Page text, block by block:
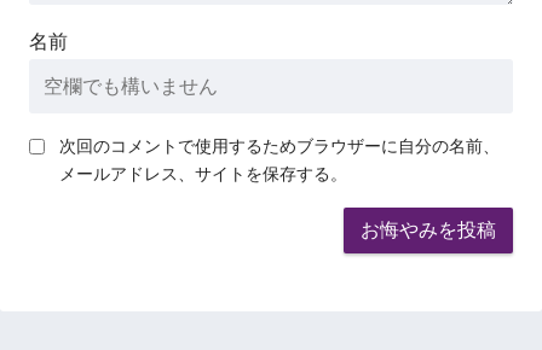
名前
次回のコメントで使用するためブラウザーに自分の名前、
メールアドレス、サイトを保存する。